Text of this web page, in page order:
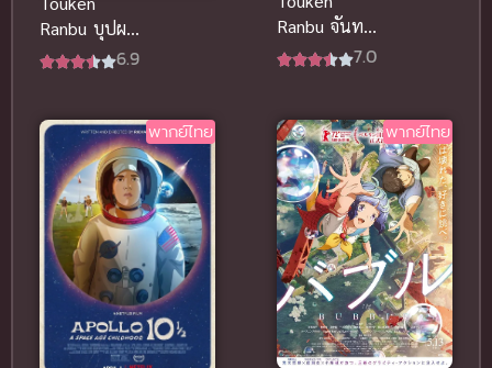
Ranbu บุปผา
บทแห่งบุปผา
เมะต่อสู้สุด
ป่วน
6.9
Ranbu จันทรา
บทแห่ง
ไทย อนิเมะ
ต่อสู้ดีมาก
7.0
พากย์ไทย พากย์ไทย